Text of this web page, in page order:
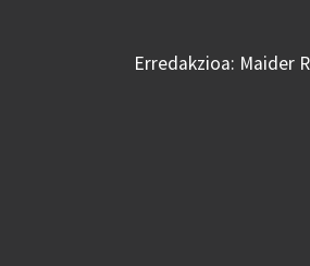
Erredakzioa: Maider